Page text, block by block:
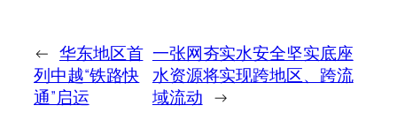
← 华东地区首
列中越“铁路快
通”启运
一张网夯实水安全坚实底座
水资源将实现跨地区、跨流
域流动 →